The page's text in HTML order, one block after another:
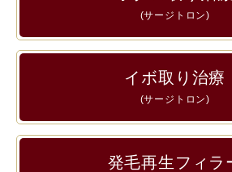
(サージトロン)
イボ取り治療
(サージトロン)
発毛再生フィラ